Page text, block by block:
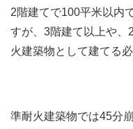
2階建てで100平米以内
すが、3階建て以上や、
火建築物として建てる
準耐火建築物では45分